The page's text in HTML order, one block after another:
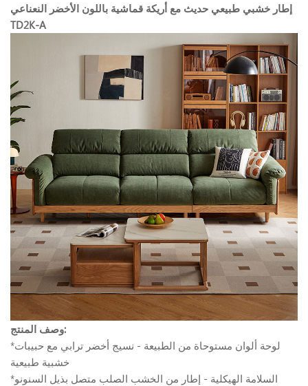
إطار خشبي طبيعي حديث مع أريكة قماشية باللون الأخضر النعناعي
TD2K-A
وصف المنتج:
*لوحة ألوان مستوحاة من الطبيعة - نسيج أخضر ترابي مع حبيبات
خشبية طبيعية
*السلامة الهيكلية - إطار من الخشب الصلب متصل بذيل السنونو